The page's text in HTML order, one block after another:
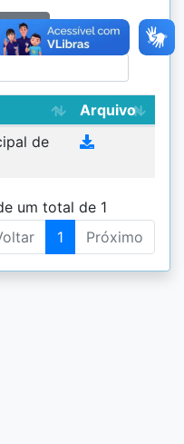
Arquivo
de
um total de 1
1 Próximo